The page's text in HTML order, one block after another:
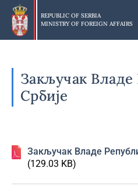
Skip
main
content
REPUBLIC OF SERBIA
MINISTRY OF FOREIGN AFFAIRS
Закључак Владе
Србије
Закључак Владе
(129.03 KB)